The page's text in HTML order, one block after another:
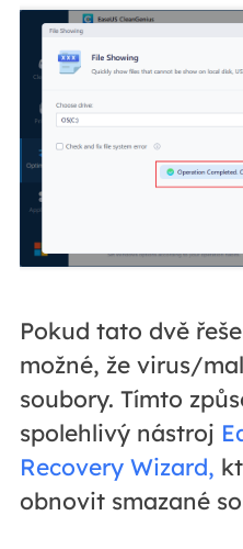
Pokud tato dvě
možné, že virus/
soubory. Tímto
spolehlivý nástroj
Recovery Wizard,
obnovit smazané